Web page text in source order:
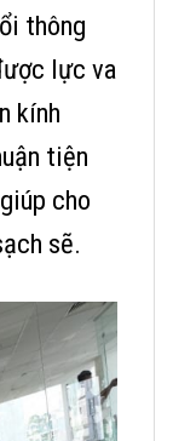
thông
lực va
kính
tiện
cho
sẽ.